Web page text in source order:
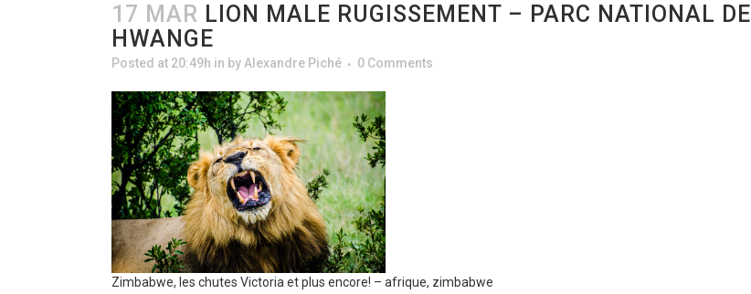
17 MAR LION MALE RUGISSEMENT – PARC NATIONAL DE
HWANGE
Posted at 20:49h in by Alexandre Piché 0 Comments
Zimbabwe, les chutes Victoria et plus encore! – afrique, zimbabwe